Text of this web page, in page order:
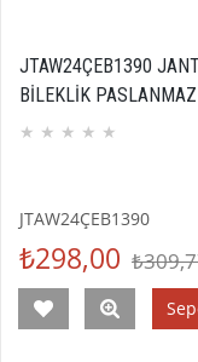
JTAW24ÇEB1390
BİLEKLİK
ZİNCİR GURMET
★ ★ ★ ★ ★
JTAW24ÇEB1390
₺298,00